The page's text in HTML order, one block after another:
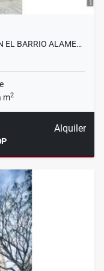
EL BARRIO ALAME…
m2
Alquiler